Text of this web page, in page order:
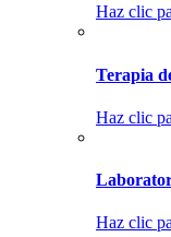
Haz clic
Terapia
Haz clic
Haz clic